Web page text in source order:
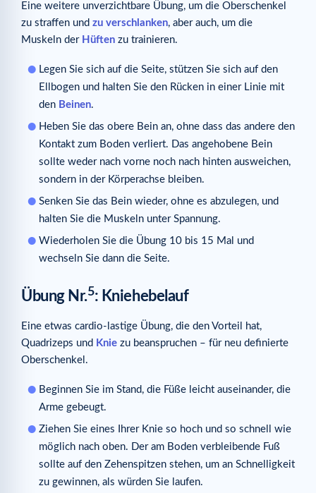
Eine weitere unverzichtbare Übung, um die Oberschenkel
zu straffen und zu verschlanken, aber auch, um die
Muskeln der Hüften zu trainieren.
Legen Sie sich auf die Seite, stützen Sie sich auf den
Ellbogen und halten Sie den Rücken in einer Linie mit
den Beinen.
Heben Sie das obere Bein an, ohne dass das andere den
Kontakt zum Boden verliert. Das angehobene Bein
sollte weder nach vorne noch nach hinten ausweichen,
sondern in der Körperachse bleiben.
Senken Sie das Bein wieder, ohne es abzulegen, und
halten Sie die Muskeln unter Spannung.
Wiederholen Sie die Übung 10 bis 15 Mal und
wechseln Sie dann die Seite.
Übung Nr.5: Kniehebelauf
Eine etwas cardio-lastige Übung, die den Vorteil hat,
Quadrizeps und Knie zu beanspruchen – für neu definierte
Oberschenkel.
Beginnen Sie im Stand, die Füße leicht auseinander, die
Arme gebeugt.
Ziehen Sie eines Ihrer Knie so hoch und so schnell wie
möglich nach oben. Der am Boden verbleibende Fuß
sollte auf den Zehenspitzen stehen, um an Schnelligkeit
zu gewinnen, als würden Sie laufen.